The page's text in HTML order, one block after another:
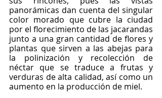
panorámicas dan cuenta del singular
color morado que cubre la ciudad
por el florecimiento de las jacarandas
junto a una gran cantidad de flores y
plantas que sirven a las abejas para
la polinización y recolección de
néctar que se traduce a frutas y
verduras de alta calidad, así como un
aumento en la producción de miel.